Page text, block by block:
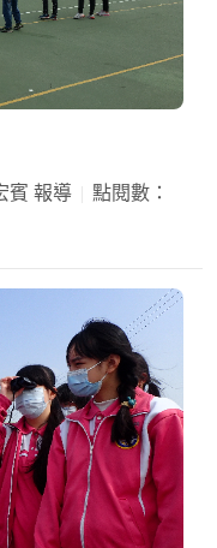
賓 報導
點閱數：